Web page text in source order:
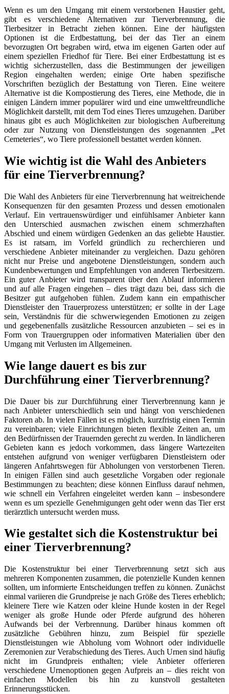
Wenn es um den Umgang mit einem verstorbenen Haustier geht,
gibt es verschiedene Alternativen zur Tierverbrennung, die
Tierbesitzer in Betracht ziehen können. Eine der häufigsten
Optionen ist die Erdbestattung, bei der das Tier an einem
bevorzugten Ort begraben wird, etwa im eigenen Garten oder auf
einem speziellen Friedhof für Tiere. Bei einer Erdbestattung ist es
wichtig sicherzustellen, dass die Bestimmungen der jeweiligen
Region eingehalten werden; einige Orte haben spezifische
Vorschriften bezüglich der Bestattung von Tieren. Eine weitere
Alternative ist die Kompostierung des Tieres, eine Methode, die in
einigen Ländern immer populärer wird und eine umweltfreundliche
Möglichkeit darstellt, mit dem Tod eines Tieres umzugehen. Darüber
hinaus gibt es auch Möglichkeiten zur biologischen Aufbereitung
oder zur Nutzung von Dienstleistungen des sogenannten „Pet
Cemeteries“, wo Tiere professionell bestattet werden können.
Wie wichtig ist die Wahl des Anbieters
für eine Tierverbrennung?
Die Wahl des Anbieters für eine Tierverbrennung hat weitreichende
Konsequenzen für den gesamten Prozess und dessen emotionalen
Verlauf. Ein vertrauenswürdiger und einfühlsamer Anbieter kann
den Unterschied ausmachen zwischen einem schmerzhaften
Abschied und einem würdigen Gedenken an das geliebte Haustier.
Es ist ratsam, im Vorfeld gründlich zu recherchieren und
verschiedene Anbieter miteinander zu vergleichen. Dazu gehören
nicht nur Preise und angebotene Dienstleistungen, sondern auch
Kundenbewertungen und Empfehlungen von anderen Tierbesitzern.
Ein guter Anbieter wird transparent über den Ablauf informieren
und auf alle Fragen eingehen – dies trägt dazu bei, dass sich die
Besitzer gut aufgehoben fühlen. Zudem kann ein empathischer
Dienstleister den Trauerprozess unterstützen; er sollte in der Lage
sein, Verständnis für die schwerwiegenden Emotionen zu zeigen
und gegebenenfalls zusätzliche Ressourcen anzubieten – sei es in
Form von Trauergruppen oder informativen Materialien über den
Umgang mit Verlusten im Allgemeinen.
Wie lange dauert es bis zur
Durchführung einer Tierverbrennung?
Die Dauer bis zur Durchführung einer Tierverbrennung kann je
nach Anbieter unterschiedlich sein und hängt von verschiedenen
Faktoren ab. In vielen Fällen ist es möglich, kurzfristig einen Termin
zu vereinbaren; viele Einrichtungen bieten flexible Zeiten an, um
den Bedürfnissen der Trauernden gerecht zu werden. In ländlicheren
Gebieten kann es jedoch vorkommen, dass längere Wartezeiten
entstehen aufgrund von weniger verfügbaren Dienstleistern oder
längeren Anfahrtswegen für Abholungen von verstorbenen Tieren.
In einigen Fällen sind auch gesetzliche Vorgaben oder regionale
Bestimmungen zu beachten; diese können Einfluss darauf nehmen,
wie schnell ein Verfahren eingeleitet werden kann – insbesondere
wenn es um spezielle Genehmigungen geht oder wenn das Tier erst
tierärztlich untersucht werden muss.
Wie gestaltet sich die Kostenstruktur bei
einer Tierverbrennung?
Die Kostenstruktur bei einer Tierverbrennung setzt sich aus
mehreren Komponenten zusammen, die potenzielle Kunden kennen
sollten, um informierte Entscheidungen treffen zu können. Zunächst
einmal variieren die Grundpreise je nach Größe des Tieres erheblich;
kleinere Tiere wie Katzen oder kleine Hunde kosten in der Regel
weniger als große Hunde oder Pferde aufgrund des höheren
Aufwands bei der Verbrennung. Darüber hinaus kommen oft
zusätzliche Gebühren hinzu, zum Beispiel für spezielle
Dienstleistungen wie Abholung vom Wohnort oder individuelle
Zeremonien zur Verabschiedung des Tieres. Auch Urnen sind häufig
nicht im Grundpreis enthalten; viele Anbieter offerieren
verschiedene Urnenoptionen gegen Aufpreis an – dies reicht von
einfachen Modellen bis hin zu kunstvoll gestalteten
Erinnerungsstücken.